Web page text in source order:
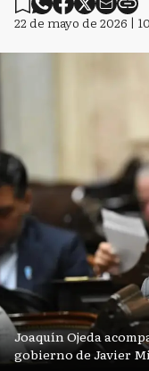
22 de mayo de 2026 |
Joaquín Ojeda
gobierno de Javier